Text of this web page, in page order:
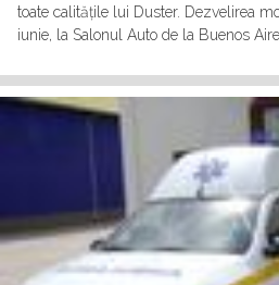
toate calitățile lui Duster. Dezvelirea
iunie, la Salonul Auto de la Buenos